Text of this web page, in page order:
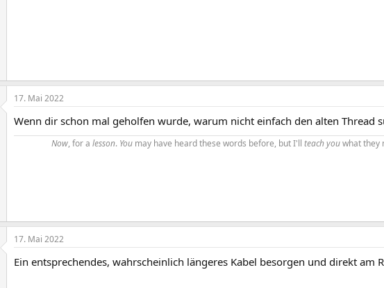
17. Mai 2022
Wenn dir schon mal geholfen wurde, warum nicht einfach den alten Thread
Now, for a lesson. You may have heard these words before, but I'll teach youwhat they
17. Mai 2022
Ein entsprechendes, wahrscheinlich längeres Kabel besorgen und direkt am